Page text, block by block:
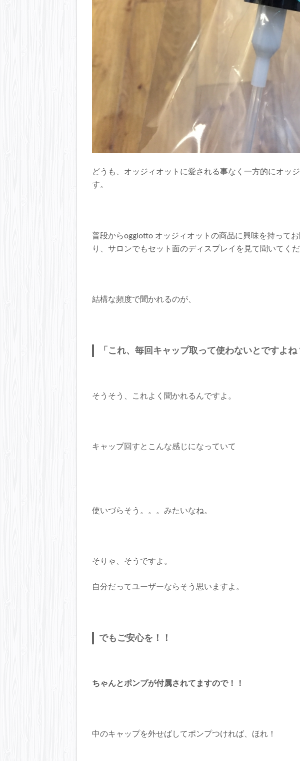
どうも、オッジィオットに愛される事なく一方的にオッ
す。
普段からoggiotto オッジィオットの商品に興味を持って
り、サロンでもセット面のディスプレイを見て聞いてくだ
結構な頻度で聞かれるのが、
「これ、毎回キャップ取って使わないとですよね
そうそう、これよく聞かれるんですよ。
キャップ回すとこんな感じになっていて
使いづらそう。。。みたいなね。
そりゃ、そうですよ。
自分だってユーザーならそう思いますよ。
でもご安心を！！
ちゃんとポンプが付属されてますので！！
中のキャップを外せばしてポンプつければ、ほれ！